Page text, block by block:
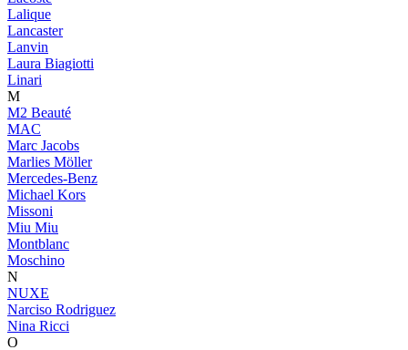
Lalique
Lancaster
Lanvin
Laura Biagiotti
Linari
M
M2 Beauté
MAC
Marc Jacobs
Marlies Möller
Mercedes-Benz
Michael Kors
Missoni
Miu Miu
Montblanc
Moschino
N
NUXE
Narciso Rodriguez
Nina Ricci
O